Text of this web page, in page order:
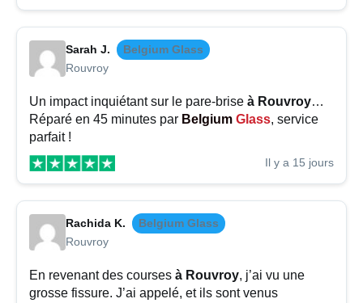
Sarah J.
Belgium Glass
Rouvroy
Un impact inquiétant sur le pare-brise à Rouvroy…
Réparé en 45 minutes par Belgium Glass, service
parfait !
Il y a 15 jours
Rachida K.
Belgium Glass
Rouvroy
En revenant des courses à Rouvroy, j’ai vu une
grosse fissure. J’ai appelé, et ils sont venus